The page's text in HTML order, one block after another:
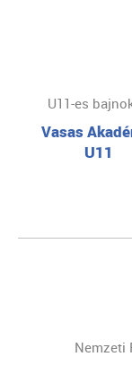
U11-es
Vasas
U11
Nemzeti